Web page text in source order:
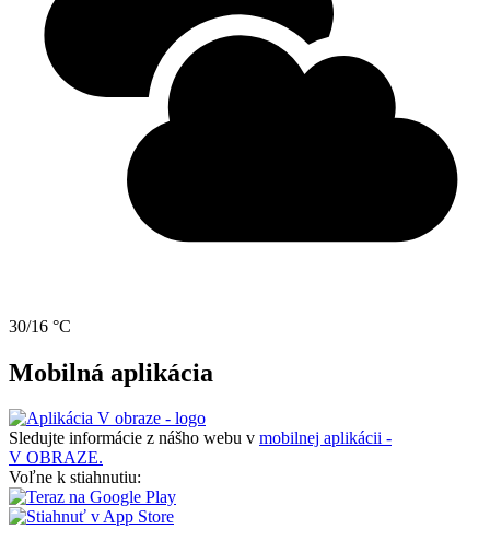
30/16 °C
Mobilná aplikácia
Sledujte informácie z nášho webu v mobilnej aplikácii -
V OBRAZE.
Voľne k stiahnutiu: